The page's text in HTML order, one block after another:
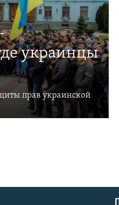
украинцы
прав украинской